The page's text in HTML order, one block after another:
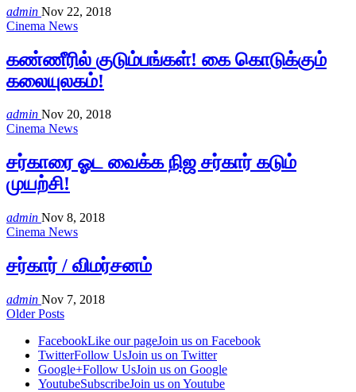
admin Nov 22, 2018
Cinema News
கண்ணீரில் குடும்பங்கள்! கை கொடுக்கும்
கலையுலகம்!
admin Nov 20, 2018
Cinema News
சர்காரை ஓட வைக்க நிஜ சர்கார் கடும்
முயற்சி!
admin Nov 8, 2018
Cinema News
சர்கார் / விமர்சனம்
admin Nov 7, 2018
Older Posts
FacebookLike our pageJoin us on Facebook
TwitterFollow UsJoin us on Twitter
Google+Follow UsJoin us on Google
YoutubeSubscribeJoin us on Youtube